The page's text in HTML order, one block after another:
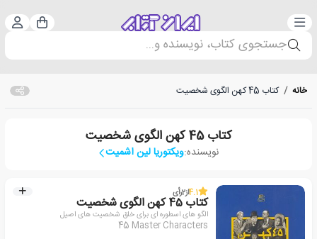
دسته‌بندی سبد
جستجوی کتاب، نویسنده و...
خانه / کتاب 45 کهن الگوی شخصیت
کتاب 45 کهن الگوی شخصیت
نویسنده:ویکتوریا لین اشمیت
4.1از2رأی
کتاب 45 کهن الگوی شخصیت
الگو های اسطوره ای برای خلق شخصیت های اصیل
45 Master Characters